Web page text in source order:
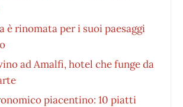
è rinomata per i suoi paesaggi
ad Amalfi, hotel che funge da
piacentino: 10 piatti